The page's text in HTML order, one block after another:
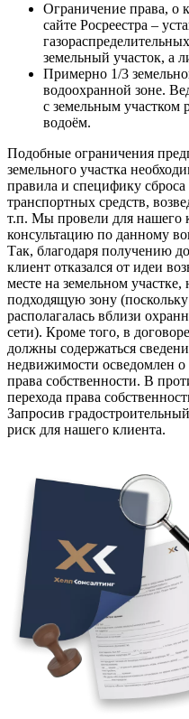
Ограничение права, о
сайте Росреестра –
земельный участок, а
Примерно 1/3
водоохранной зоне.
с земельным участком
водоём.
Подобные ограничения
земельного участка
правила и специфику
транспортных средств,
т.п. Мы провели для нашего
консультацию по данному
Так, благодаря получению
клиент отказался от идеи
месте на земельном участке,
подходящую зону
располагалась вблизи
сети). Кроме того, в
должны содержаться
недвижимости осведомлен
права собственности. В
перехода права
Запросив
риск для нашего клиента.